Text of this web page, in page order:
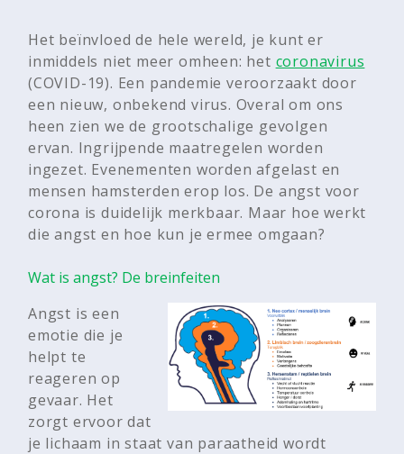
Het beïnvloed de hele wereld, je kunt er
inmiddels niet meer omheen: het coronavirus
(COVID-19). Een pandemie veroorzaakt door
een nieuw, onbekend virus. Overal om ons
heen zien we de grootschalige gevolgen
ervan. Ingrijpende maatregelen worden
ingezet. Evenementen worden afgelast en
mensen hamsterden erop los. De angst voor
corona is duidelijk merkbaar. Maar hoe werkt
die angst en hoe kun je ermee omgaan?
Wat is angst? De breinfeiten
Angst is een
emotie die je
helpt te
reageren op
gevaar. Het
zorgt ervoor dat
je lichaam in staat van paraatheid wordt